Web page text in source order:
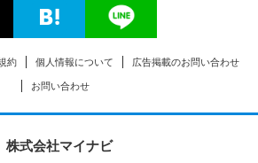
約 個人情報について 広告掲載のお問い合わせ
お問い合わせ
株式会社マイナビ